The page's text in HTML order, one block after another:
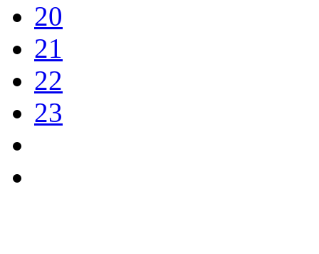
20
21
22
23